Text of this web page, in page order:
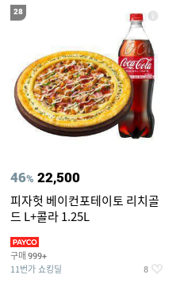
28
46% 22,500
피자헛 베이컨포테이토 리치골
드 L+콜라 1.25L
구매 999+
11번가 쇼킹딜 8